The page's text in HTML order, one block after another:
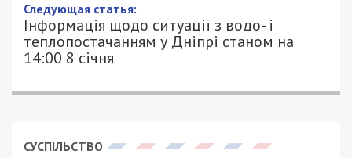
Следующая статья:
Інформація щодо ситуації з водо- і
теплопостачанням у Дніпрі станом на
14:00 8 січня
СУСПІЛЬСТВО